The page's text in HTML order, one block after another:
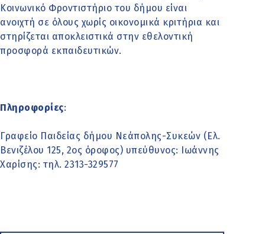
Κοινωνικό Φροντιστήριο του δήμου είναι
ανοιχτή σε όλους χωρίς οικονομικά κριτήρια και
στηρίζεται αποκλειστικά στην εθελοντική
προσφορά εκπαιδευτικών.
Πληροφορίες:
Γραφείο Παιδείας δήμου Νεάπολης-Συκεών (Ελ.
Βενιζέλου 125, 2ος όροφος) υπεύθυνος: Ιωάννης
Χαρίσης: τηλ. 2313-329577